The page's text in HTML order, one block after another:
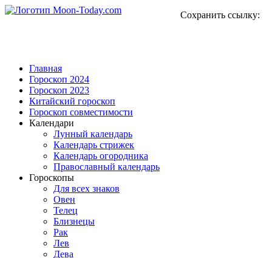
Сохранить ссылку:
Главная
Гороскоп 2024
Гороскоп 2023
Китайский гороскоп
Гороскоп совместимости
Календари
Лунный календарь
Календарь стрижек
Календарь огородника
Православный календарь
Гороскопы
Для всех знаков
Овен
Телец
Близнецы
Рак
Лев
Дева